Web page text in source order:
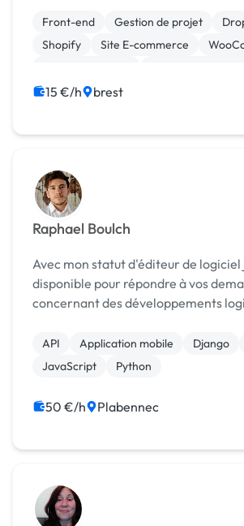
d'intégrateur web. Je suis quelqu'un de très
polyvalent, or...
Front-end Gestion de projet
Shopify
Site E-commerce
Gestion site web
15 €/h brest
Raphael Boulch
Avec mon statut d'éditeur de logiciel
disponible pour répondre à vos
concernant des développements
sur différents frameworks, j'ai aussi
en dé...
API Application mobile Django
JavaScript
Python
50 €/h Plabennec